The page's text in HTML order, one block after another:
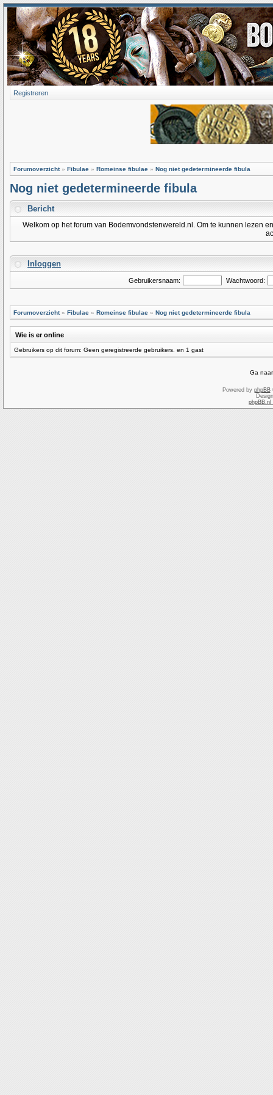
Registreren
Forumoverzicht» Fibulae » Romeinse fibulae » Nog niet gedetermineerde fibula
Nog niet gedetermineerde fibula
Bericht
Welkom op het forum van Bodemvondstenwereld.nl. Om te kunnen lezen
Inloggen
Gebruikersnaam: Wachtwoord:
Forumoverzicht» Fibulae » Romeinse fibulae » Nog niet gedetermineerde fibula
Wie is er online
Gebruikers op dit forum: Geen geregistreerde gebruikers. en 1 gast
Ga
Powered by phpBB
phpBB.nl